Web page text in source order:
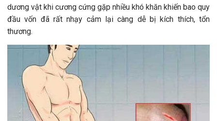
dương vật khi cương cứng gặp nhiều khó khăn khiến bao quy
đầu vốn đã rất nhạy cảm lại càng dễ bị kích thích, tổn
thương.